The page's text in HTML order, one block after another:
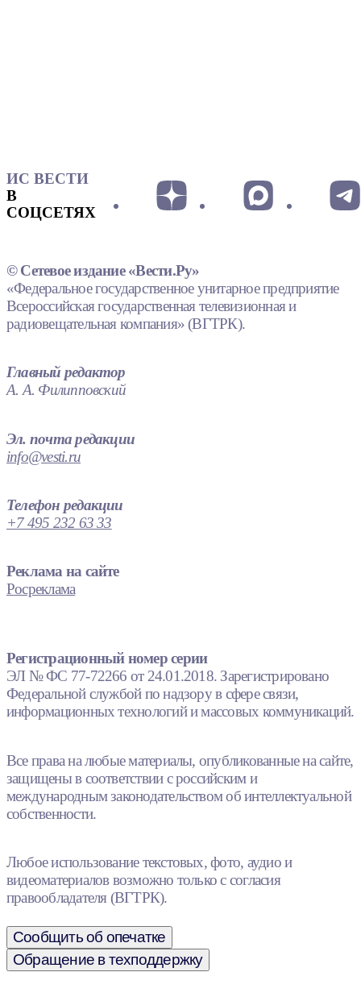
ИС ВЕСТИ
В
СОЦСЕТЯХ
© Сетевое издание «Вести.Ру»
«Федеральное государственное унитарное предприятие
Всероссийская государственная телевизионная и
радиовещательная компания» (ВГТРК).
Главный редактор
А. А. Филипповский
Эл. почта редакции
info@vesti.ru
Телефон редакции
+7 495 232 63 33
Реклама на сайте
Росреклама
Регистрационный номер серии
ЭЛ № ФС 77-72266 от 24.01.2018. Зарегистрировано
Федеральной службой по надзору в сфере связи,
информационных технологий и массовых коммуникаций.
Все права на любые материалы, опубликованные на сайте,
защищены в соответствии с российским и
международным законодательством об интеллектуальной
собственности.
Любое использование текстовых, фото, аудио и
видеоматериалов возможно только с согласия
правообладателя (ВГТРК).
Сообщить об опечатке
Обращение в техподдержку